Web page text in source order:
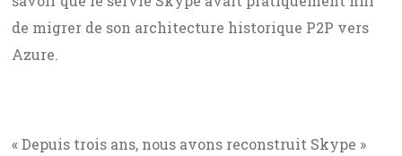
de migrer de son architecture historique P2P vers
Azure.
« Depuis trois ans, nous avons reconstruit Skype »